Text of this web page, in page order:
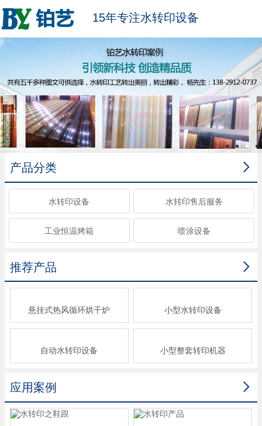
15年专注水转印设备

产品分类
水转印设备 水转印售后服务
工业恒温烤箱 喷涂设备

推荐产品
悬挂式热风循环烘干炉 小型水转印设备
自动水转印设备 小型整套转印机器

应用案例